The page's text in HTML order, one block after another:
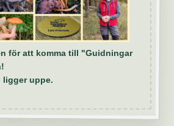
för att komma till "Guidningar
ligger uppe.